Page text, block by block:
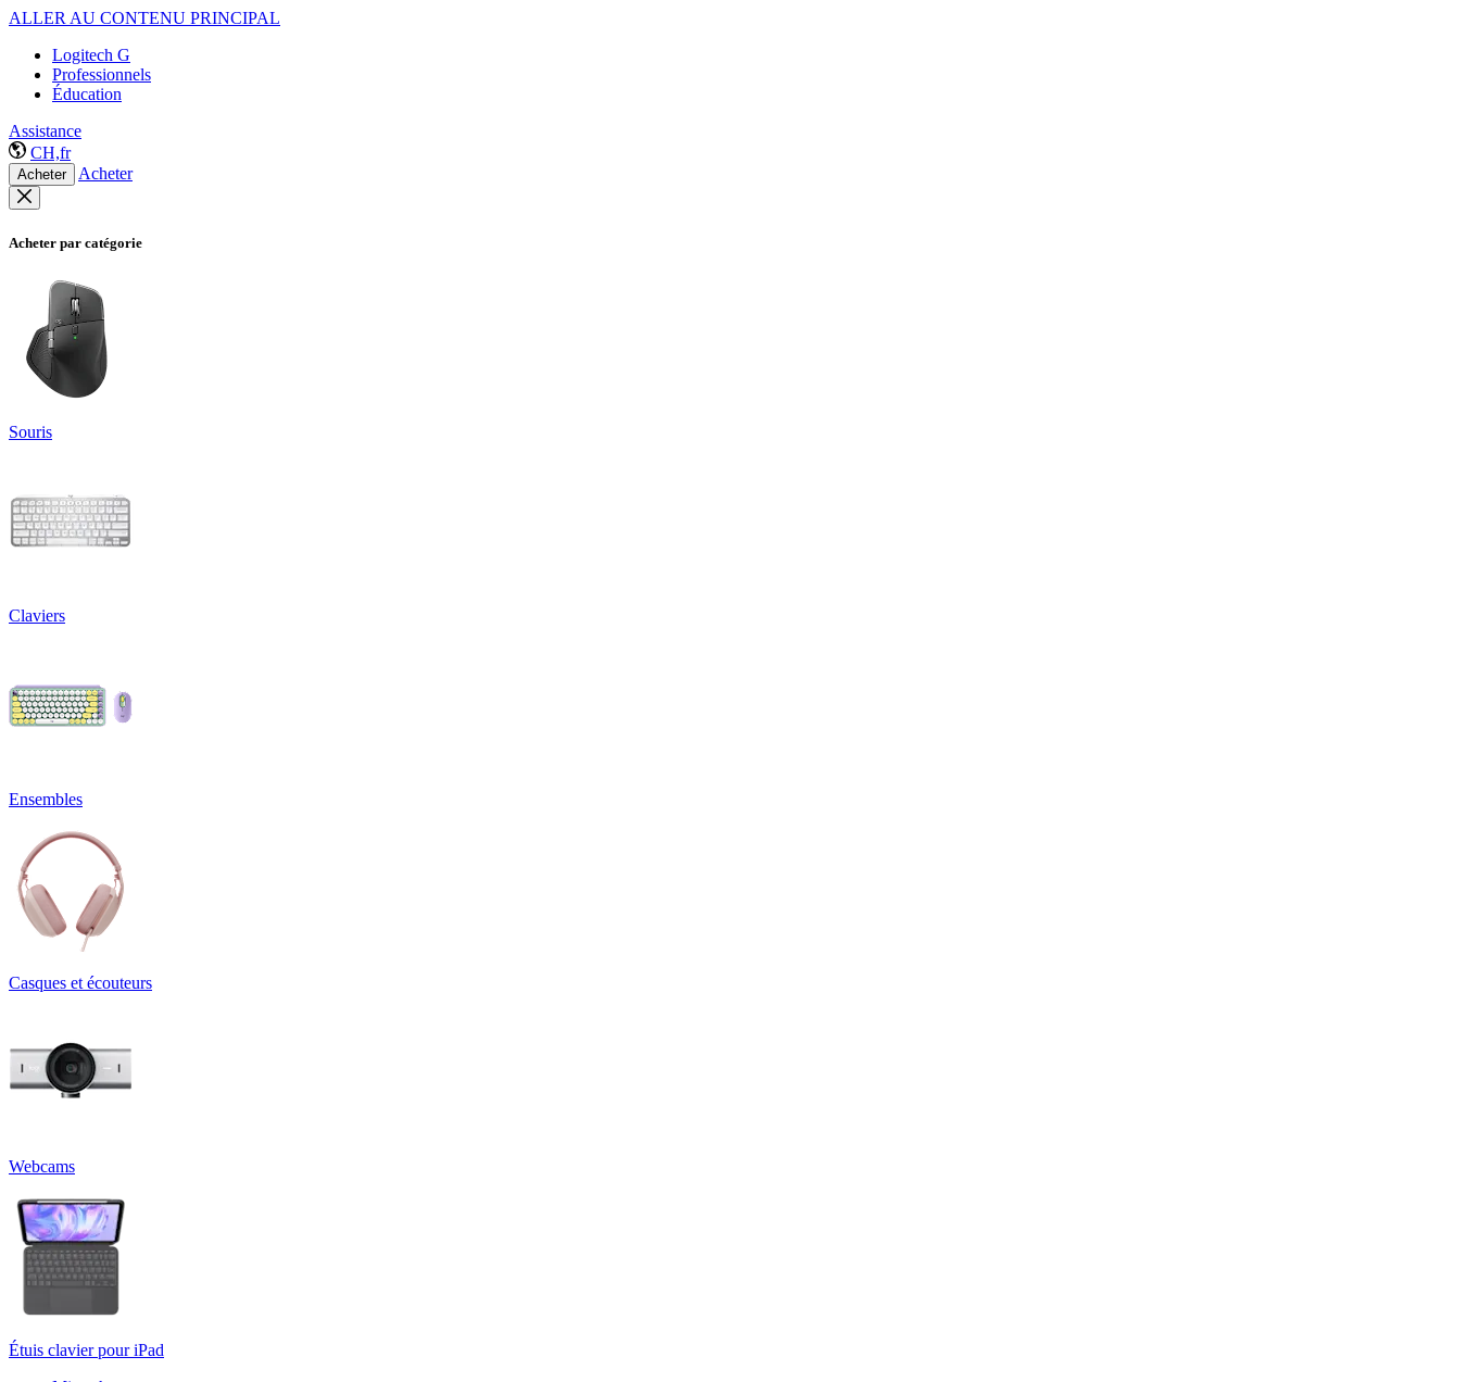
ALLER AU CONTENU PRINCIPAL
Logitech G
Professionnels
Éducation
Assistance
CH,fr
Acheter Acheter
Acheter par catégorie
Souris
Claviers
Ensembles
Casques et écouteurs
Webcams
Étuis clavier pour iPad